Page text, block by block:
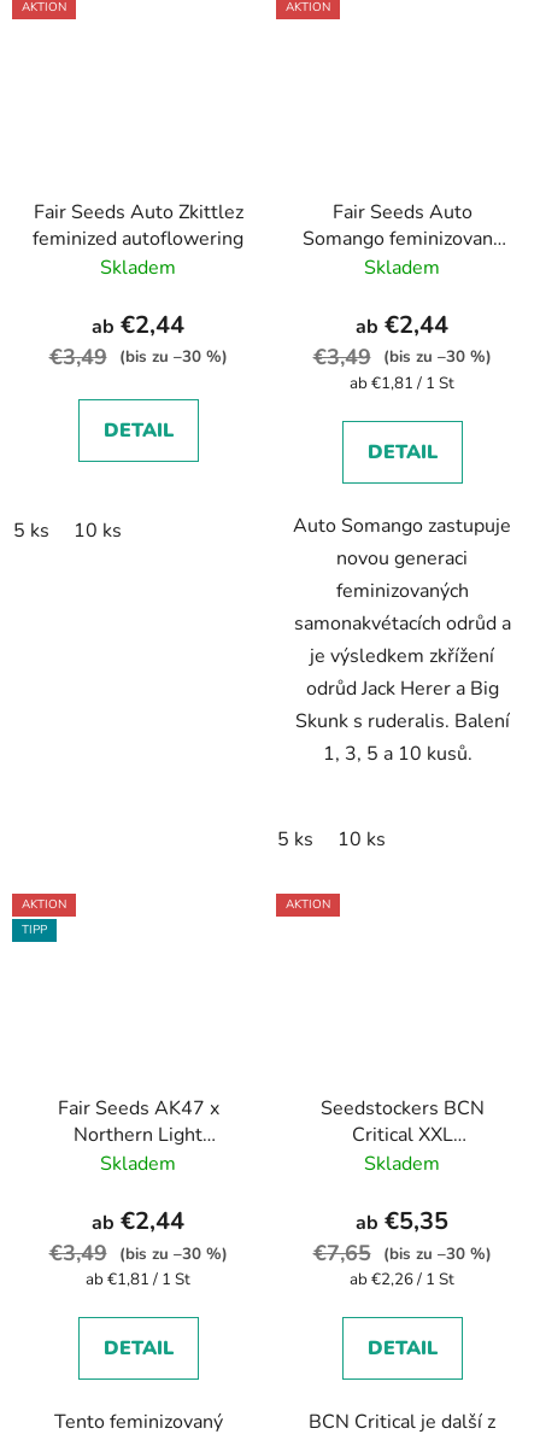
AKTION
Fair Seeds Auto Zkittlez
feminized autoflowering
Skladem
ab €2,44
€3,49 (bis zu –30 %)
DETAIL
5 ks 10 ks
AKTION
Fair Seeds Auto
Somango feminizovaná
autoflowering
Skladem
ab €2,44
€3,49
(bis zu –30 %)
Verkaufspreis:
ab €1,81 / 1 St
DETAIL
Auto Somango zastupuje
novou generaci
feminizovaných
samonakvétacích odrůd a
je výsledkem zkřížení
odrůd Jack Herer a Big
Skunk s ruderalis. Balení
1, 3, 5 a 10 kusů.
5 ks 10 ks
AKTION
TIPP
Fair Seeds AK47 x
Northern Light
feminizovaná
Skladem
ab €2,44
€3,49
(bis zu –30 %)
Verkaufspreis:
ab €1,81 / 1 St
DETAIL
Tento feminizovaný
AKTION
Seedstockers BCN
Critical XXL
feminizovaná
Skladem
ab €5,35
€7,65
(bis zu –30 %)
Verkaufspreis:
ab €2,26 / 1 St
DETAIL
BCN Critical je další z